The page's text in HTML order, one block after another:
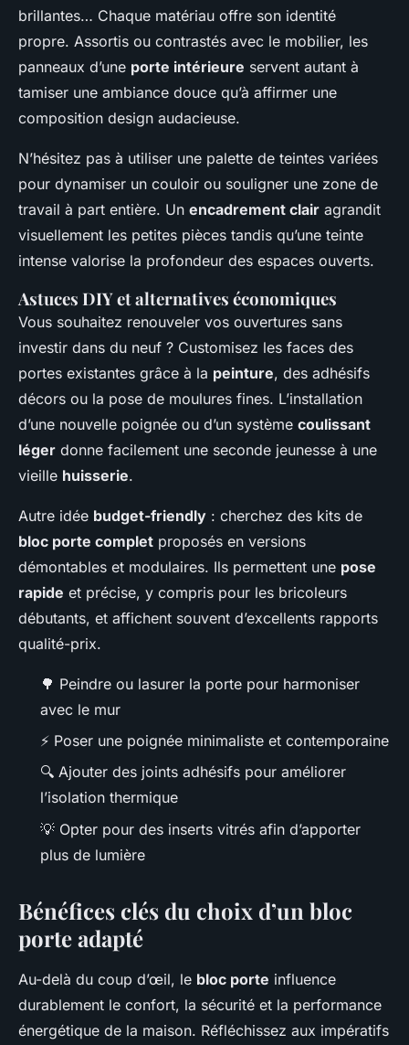
brillantes… Chaque matériau offre son identité
propre. Assortis ou contrastés avec le mobilier, les
panneaux d’une porte intérieure servent autant à
tamiser une ambiance douce qu’à affirmer une
composition design audacieuse.
N’hésitez pas à utiliser une palette de teintes variées
pour dynamiser un couloir ou souligner une zone de
travail à part entière. Un encadrement clair agrandit
visuellement les petites pièces tandis qu’une teinte
intense valorise la profondeur des espaces ouverts.
Astuces DIY et alternatives économiques
Vous souhaitez renouveler vos ouvertures sans
investir dans du neuf ? Customisez les faces des
portes existantes grâce à la peinture, des adhésifs
décors ou la pose de moulures fines. L’installation
d’une nouvelle poignée ou d’un système coulissant
léger donne facilement une seconde jeunesse à une
vieille huisserie.
Autre idée budget-friendly : cherchez des kits de
bloc porte complet proposés en versions
démontables et modulaires. Ils permettent une pose
rapide et précise, y compris pour les bricoleurs
débutants, et affichent souvent d’excellents rapports
qualité-prix.
🌳 Peindre ou lasurer la porte pour harmoniser
avec le mur
⚡ Poser une poignée minimaliste et contemporaine
🔍 Ajouter des joints adhésifs pour améliorer
l’isolation thermique
💡 Opter pour des inserts vitrés afin d’apporter
plus de lumière
Bénéfices clés du choix d’un bloc
porte adapté
Au-delà du coup d’œil, le bloc porte influence
durablement le confort, la sécurité et la performance
énergétique de la maison. Réfléchissez aux impératifs